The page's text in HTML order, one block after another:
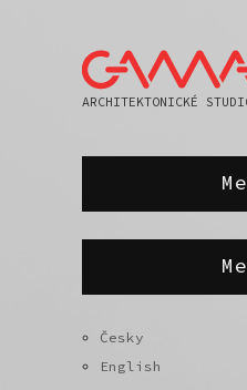
ARCHITEKTONICKÉ
Česky
English